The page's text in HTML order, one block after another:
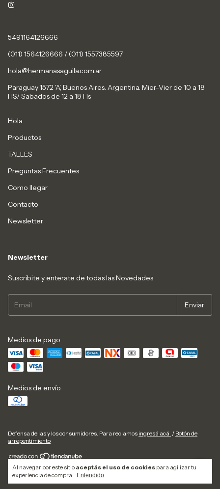
Al navegar por este sitio aceptás el uso de cookies para agilizar tu
experiencia de compra.
Entendido
5491164126666
(011) 1564126666 / (011) 1557385597
hola@hermanasaguila.com.ar
Paraguay 1572 'A', Buenos Aires. Argentina. Mier-Vier de 10 a 18
HS/ Sabados de 12 a 18 Hs
Hola
Productos
TALLES
Preguntas Frecuentes
Como llegar
Contacto
Newsletter
Newsletter
Suscribite y enterate de todas las Novedades
Medios de pago
Medios de envío
Defensa de las y los consumidores. Para reclamos ingresá acá. / Botón de
arrepentimiento
Copyright Hermanas Aguila - 2026. Todos los derechos reservados.